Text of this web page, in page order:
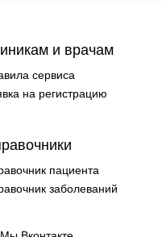
и врачам
сервиса
на регистрацию
пациента
заболеваний